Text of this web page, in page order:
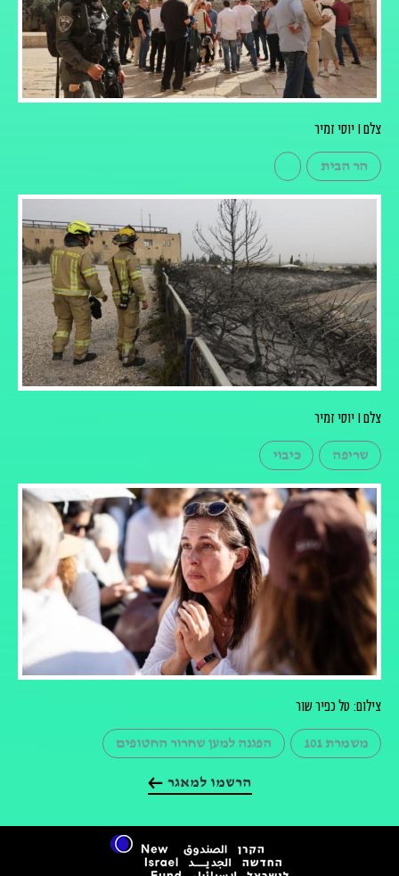
צלם I יוסי זמיר
הר הבית
צלם I יוסי זמיר
שריפה כיבוי
צילום: טל כפיר שור
משמרת 101 הפגנה למען שחרור החטופים
הרשמו למאגר